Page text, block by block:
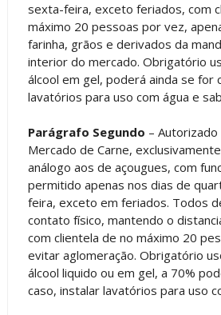
sexta-feira, exceto feriados, com
máximo 20 pessoas por vez,
farinha, grãos e derivados da
interior do mercado. Obrigatório
álcool em gel, poderá ainda se for
lavatórios para uso com água e
Parágrafo Segundo –
Mercado de Carne,
análogo aos de açougues, com
permitido apenas nos dias de
feira, exceto em feriados. Todos
contato físico, mantendo o
com clientela de no máximo 20
evitar aglomeração. Obrigatório
álcool liquido ou em gel, a 70%
caso, instalar lavatórios para uso